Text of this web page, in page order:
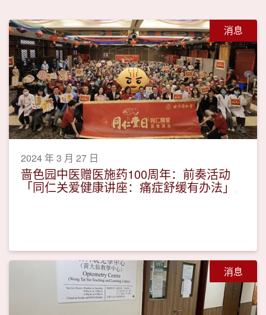
消息
2024 年 3 月 27 日
啬色园中医赠医施药100周年：前奏活动
「同仁关爱健康讲座：痛症舒缓有办法」
消息